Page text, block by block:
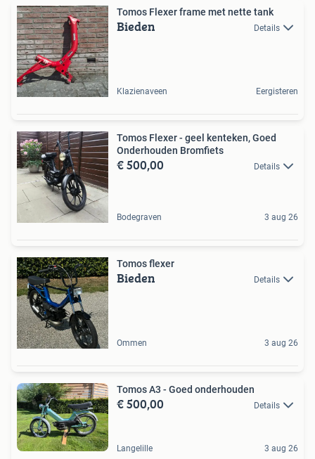
Tomos Flexer frame met nette tank
Bieden Details
Klazienaveen Eergisteren
Tomos Flexer - geel kenteken, Goed
Onderhouden Bromfiets
€ 500,00 Details
Bodegraven 3 aug 26
Tomos flexer
Bieden Details
Ommen 3 aug 26
Tomos A3 - Goed onderhouden
€ 500,00 Details
Langelille 3 aug 26